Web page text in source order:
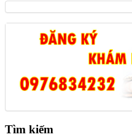
Tìm kiếm